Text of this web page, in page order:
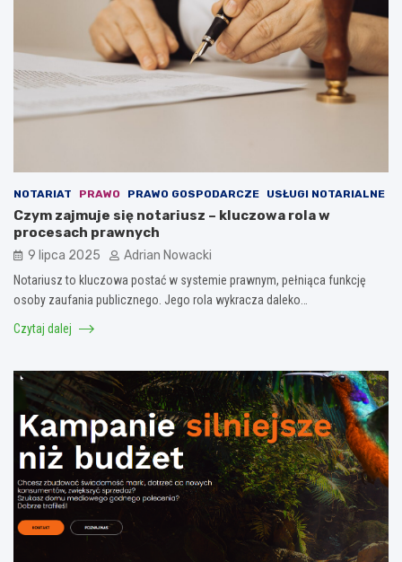
NOTARIAT PRAWO PRAWO GOSPODARCZE USŁUGI NOTARIALNE
Czym zajmuje się notariusz – kluczowa rola w
procesach prawnych
9 lipca 2025 Adrian Nowacki
Notariusz to kluczowa postać w systemie prawnym, pełniąca funkcję
osoby zaufania publicznego. Jego rola wykracza daleko…
Czytaj dalej